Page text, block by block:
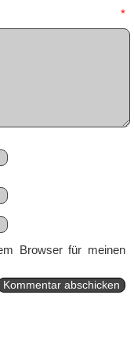
*
Browser für meinen